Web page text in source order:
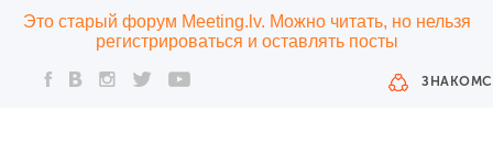
Это старый форум Meeting.lv. Можно читать, но нельзя
регистрироваться и оставлять посты